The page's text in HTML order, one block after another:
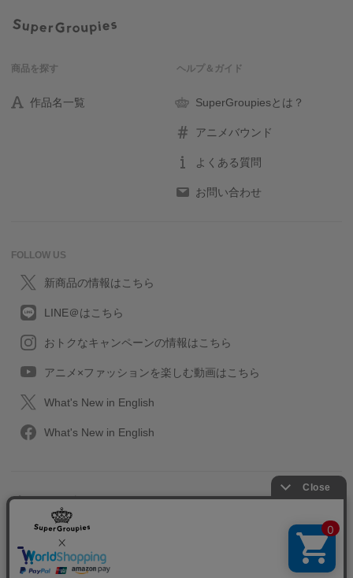
商品を探す
作品名一覧
ヘルプ＆ガイド
SuperGroupiesとは？
アニメバウンド
よくある質問
お問い合わせ
FOLLOW US
新商品の情報はこちら
LINE＠はこちら
おトクなキャンペーンの情報はこちら
アニメ×ファッションを楽しむ動画はこちら
What's New in English
What's New in English
プライバシーポリシー
特定取引に関する法律
会社情報/採用情報